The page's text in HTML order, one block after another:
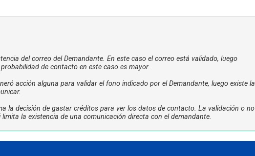
del correo del Demandante. En este caso el correo está validado, luego
de contacto en este caso es mayor.
acción alguna para validar el fono indicado por el Demandante, luego existe la
la decisión de gastar créditos para ver los datos de contacto. La validación o no
la existencia de una comunicación directa con el demandante.